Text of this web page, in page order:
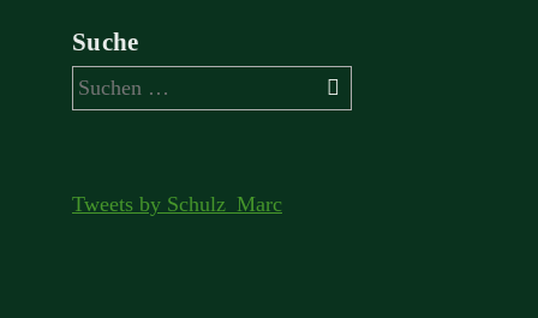
Suche
Suchen
nach:
Tweets by Schulz_Marc